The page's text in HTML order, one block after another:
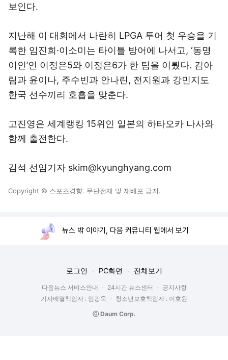
보인다.
지난해 이 대회에서 나란히 LPGA 투어 첫 우승을 기
록한 임진희·이소미는 타이틀 방어에 나서고, ‘동명
이인’인 이정은5와 이정은6가 한 팀을 이뤘다. 김아
림과 윤이나, 주수빈과 안나린, 전지원과 강민지도
한국 선수끼리 호흡을 맞춘다.
고진영은 세계랭킹 15위인 일본의 하타오카 나사와
함께 출전한다.
김석 선임기자 skim@kyunghyang.com
Copyright © 스포츠경향. 무단전재 및 재배포 금지.
뉴스 밖 이야기, 다음 커뮤니티 웹에서 보기
로그인 PC화면 전체보기
다음뉴스 서비스안내 24시간 뉴스센터
공지사항
기사배열책임자 : 임광욱
청소년보호책임자 : 이호원
ⓒ Daum Corp.